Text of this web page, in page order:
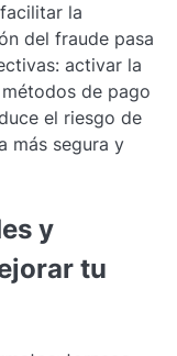
la
del fraude pasa
activar la
de pago
el riesgo de
más segura y
y
tu